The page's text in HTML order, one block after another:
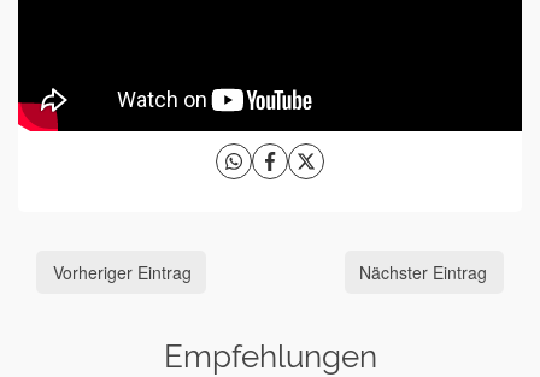
Vorheriger Eintrag Nächster Eintrag
Empfehlungen